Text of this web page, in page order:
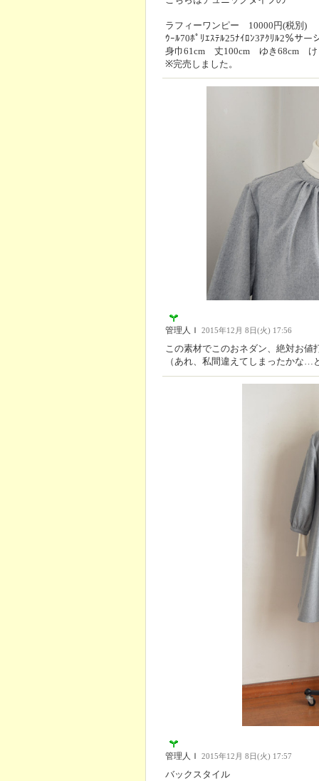
ラフィーワンピー 10000円(税別)
ｳｰﾙ70ﾎﾟﾘｴｽﾃﾙ25ﾅｲﾛﾝ3ｱｸﾘﾙ2％サ
身巾61cm 丈100cm ゆき68cm け
※完売しました。
管理人Ｉ 2015年12月 8日(火) 17:56
この素材でこのおネダン、絶対お値
（あれ、私間違えてしまったかな…
管理人Ｉ 2015年12月 8日(火) 17:57
バックスタイル